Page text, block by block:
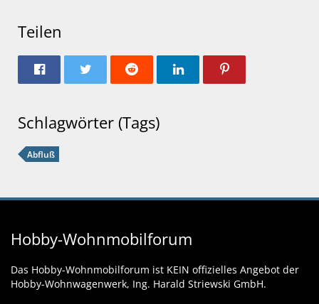
Teilen
Schlagwörter (Tags)
Abfluß
Hobby-Wohnmobilforum
Das Hobby-Wohnmobilforum ist KEIN offizielles Angebot der
Hobby-Wohnwagenwerk, Ing. Harald Striewski GmbH.